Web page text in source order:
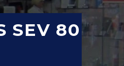
SEV 80